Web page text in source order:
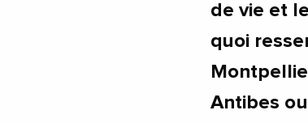
de vie et
quoi
Antibes